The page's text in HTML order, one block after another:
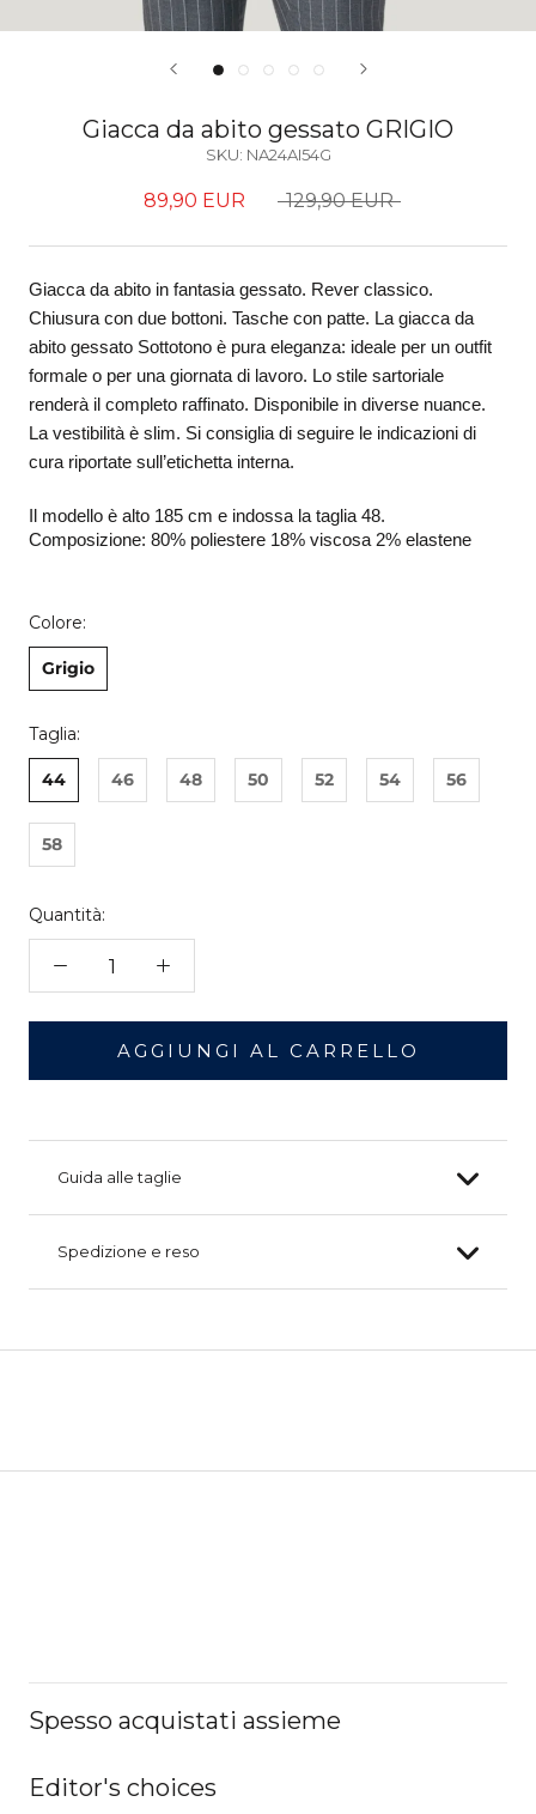
Giacca da abito gessato GRIGIO
SKU: NA24AI54G
89,90 EUR 129,90 EUR
Giacca da abito in fantasia gessato. Rever classico.
Chiusura con due bottoni. Tasche con patte. La giacca da
abito gessato Sottotono è pura eleganza: ideale per un outfit
formale o per una giornata di lavoro. Lo stile sartoriale
renderà il completo raffinato. Disponibile in diverse nuance.
La vestibilità è slim. Si consiglia di seguire le indicazioni di
cura riportate sull’etichetta interna.
Il modello è alto 185 cm e indossa la taglia 48.
Composizione: 80% poliestere 18% viscosa 2% elastene
Colore:
Grigio
Taglia:
44 46 48 50 52 54 56
58
Quantità:
AGGIUNGI AL CARRELLO
Guida alle taglie
Spedizione e reso
Spesso acquistati assieme
Editor's choices